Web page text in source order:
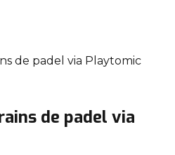
de padel via Playtomic
de padel via